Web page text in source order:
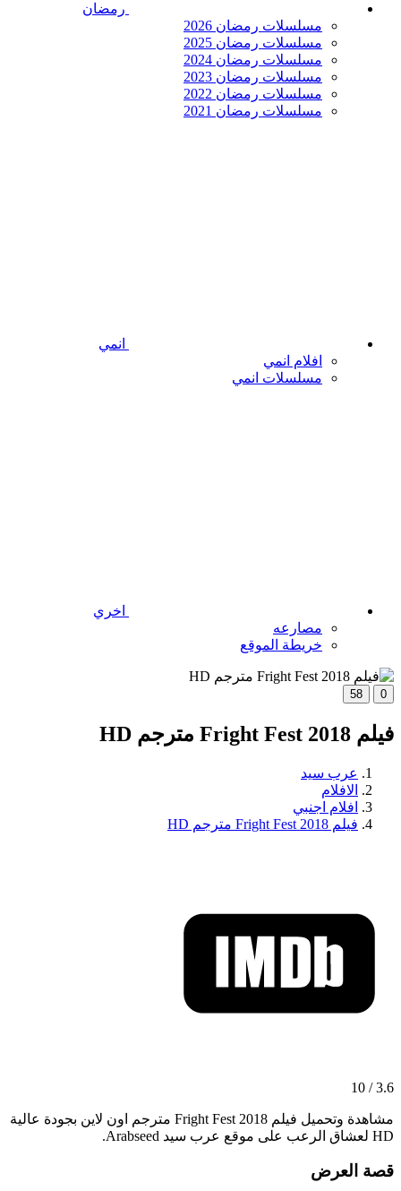
رمضان
مسلسلات رمضان 2026
مسلسلات رمضان 2025
مسلسلات رمضان 2024
مسلسلات رمضان 2023
مسلسلات رمضان 2022
مسلسلات رمضان 2021
انمي
افلام انمي
مسلسلات انمي
اخري
مصارعه
خريطة الموقع
0
58
فيلم Fright Fest 2018 مترجم HD
عرب سيد
الافلام
افلام اجنبي
فيلم Fright Fest 2018 مترجم HD
3.6 / 10
مشاهدة وتحميل فيلم Fright Fest 2018 مترجم اون لاين بجودة عالية
HD لعشاق الرعب على موقع عرب سيد Arabseed.
قصة العرض